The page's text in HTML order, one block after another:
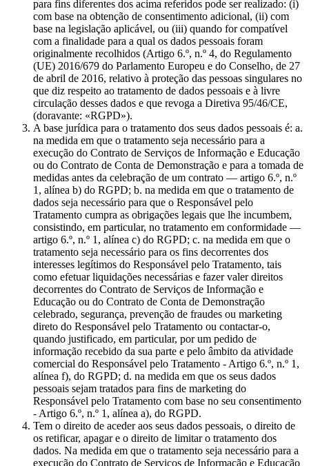
para fins diferentes dos acima referidos pode ser realizado: (i)
com base na obtenção de consentimento adicional, (ii) com
base na legislação aplicável, ou (iii) quando for compatível
com a finalidade para a qual os dados pessoais foram
originalmente recolhidos (Artigo 6.º, n.º 4, do Regulamento
(UE) 2016/679 do Parlamento Europeu e do Conselho, de 27
de abril de 2016, relativo à proteção das pessoas singulares no
que diz respeito ao tratamento de dados pessoais e à livre
circulação desses dados e que revoga a Diretiva 95/46/CE,
(doravante: «RGPD»).
A base jurídica para o tratamento dos seus dados pessoais é: a.
na medida em que o tratamento seja necessário para a
execução do Contrato de Serviços de Informação e Educação
ou do Contrato de Conta de Demonstração e para a tomada de
medidas antes da celebração de um contrato — artigo 6.º, n.º
1, alínea b) do RGPD; b. na medida em que o tratamento de
dados seja necessário para que o Responsável pelo
Tratamento cumpra as obrigações legais que lhe incumbem,
consistindo, em particular, no tratamento em conformidade —
artigo 6.º, n.º 1, alínea c) do RGPD; c. na medida em que o
tratamento seja necessário para os fins decorrentes dos
interesses legítimos do Responsável pelo Tratamento, tais
como efetuar liquidações necessárias e fazer valer direitos
decorrentes do Contrato de Serviços de Informação e
Educação ou do Contrato de Conta de Demonstração
celebrado, segurança, prevenção de fraudes ou marketing
direto do Responsável pelo Tratamento ou contactar-o,
quando justificado, em particular, por um pedido de
informação recebido da sua parte e pelo âmbito da atividade
comercial do Responsável pelo Tratamento - Artigo 6.º, n.º 1,
alínea f), do RGPD; d. na medida em que os seus dados
pessoais sejam tratados para fins de marketing do
Responsável pelo Tratamento com base no seu consentimento
- Artigo 6.º, n.º 1, alínea a), do RGPD.
Tem o direito de aceder aos seus dados pessoais, o direito de
os retificar, apagar e o direito de limitar o tratamento dos
dados. Na medida em que o tratamento seja necessário para a
execução do Contrato de Serviços de Informação e Educação